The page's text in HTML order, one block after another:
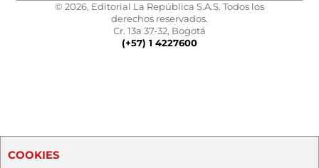
© 2026, Editorial La República S.A.S. Todos los
derechos reservados.
Cr. 13a 37-32, Bogotá
(+57) 1 4227600
COOKIES